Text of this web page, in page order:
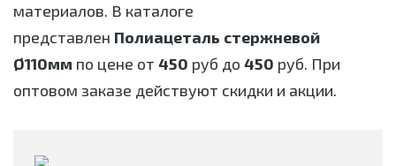
материалов. В каталоге
представлен Полиацеталь стержневой
Ø110мм по цене от 450 руб до 450 руб. При
оптовом заказе действуют скидки и акции.